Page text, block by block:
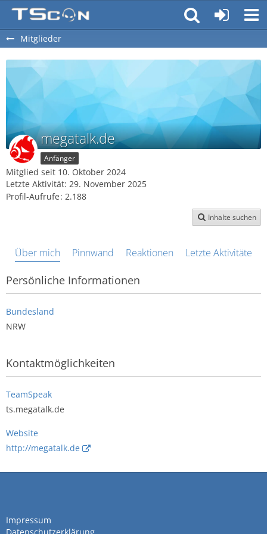
Mitglieder
megatalk.de
Anfänger
Mitglied seit 10. Oktober 2024
Letzte Aktivität: 29. November 2025
Profil-Aufrufe 2.188
Inhalte suchen
Über mich Pinnwand Reaktionen Letzte Aktivitäten
Persönliche Informationen
Bundesland
NRW
Kontaktmöglichkeiten
TeamSpeak
ts.megatalk.de
Website
http://megatalk.de
Impressum